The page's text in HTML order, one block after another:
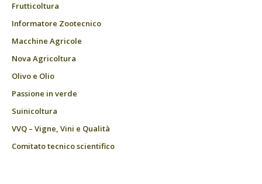
Frutticoltura
Informatore Zootecnico
Macchine Agricole
Nova Agricoltura
Olivo e Olio
Passione in verde
Suinicoltura
VVQ – Vigne, Vini e Qualità
Comitato tecnico scientifico